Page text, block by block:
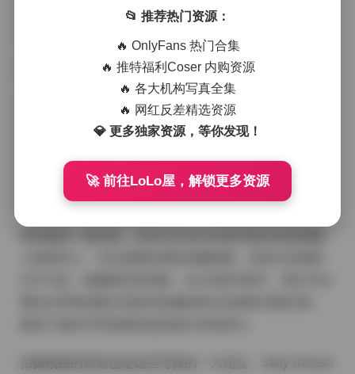
观，更在质量和创意上保持了高水准，难怪能够持续吸
Sally Dorasnow 写真合集[104套][持续更新]
从拍摄风格来看，Sally Dorasnow的写真呈现出多元化
的特点。她的作品既有清新自然的日常风格，也有充满
然光与人工光的平衡，使得每一张照片都呈现出恰到好
处的明暗对比，突出了Sally的五官轮廓和肌肤质感。
📂 推荐热门资源：
🔥 OnlyFans 热门合集
🔥 推特福利Coser 内购资源
🔥 各大机构写真全集
🔥 网红反差精选资源
💎 更多独家资源，等你发现！
🚀 前往LoLo屋，解锁更多资源